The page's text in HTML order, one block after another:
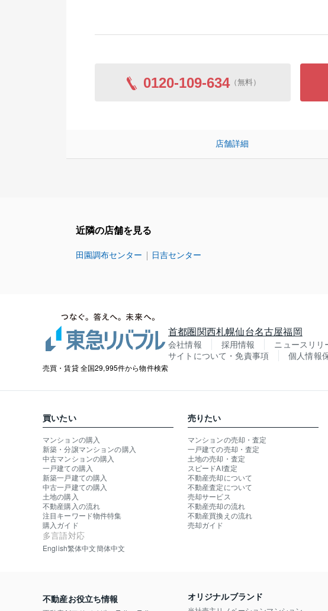
0120-109-634（無料）
店舗詳細
近隣の店舗を見る
田園調布センター 日吉センター
売買・賃貸 全国29,995件から物件検索
首都圏関西札幌仙台名古屋福岡
会社情報 採用情報 ニュースリリ
サイトについて・免責事項
個人情報
買いたい
マンションの購入
新築・分譲マンションの購入
中古マンションの購入
一戸建ての購入
新築一戸建ての購入
中古一戸建ての購入
土地の購入
不動産購入の流れ
注目キーワード物件特集
購入ガイド
多言語対応
English繁体中文簡体中文
売りたい
マンションの売却・査定
一戸建ての売却・査定
土地の売却・査定
スピードAI査定
不動産売却について
不動産査定について
売却サービス
不動産売却の流れ
不動産買換えの流れ
売却ガイド
不動産お役立ち情報 オリジナルブランド